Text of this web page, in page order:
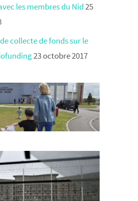
les membres du Nid25
collecte de fonds sur le
23 octobre 2017